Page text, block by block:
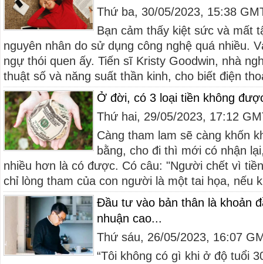
Thứ ba, 30/05/2023, 15:38
Bạn cảm thấy kiệt sức và mất
nguyên nhân do sử dụng công nghệ quá nhiều.
ngự thói quen ấy. Tiến sĩ Kristy Goodwin, nhà
thuật số và năng suất thần kinh, cho biết điện
Ở đời, có 3 loại tiền không
Thứ hai, 29/05/2023, 17:12
Càng tham lam sẽ càng khốn
bằng, cho đi thì mới có nhận
nhiều hơn là có được. Có câu: "Người chết vì
chỉ lòng tham của con người là một tai họa, nếu
Đầu tư vào bản thân là khoản
nhuận cao...
Thứ sáu, 26/05/2023, 16:07
“Tôi không có gì khi ở độ tuổi